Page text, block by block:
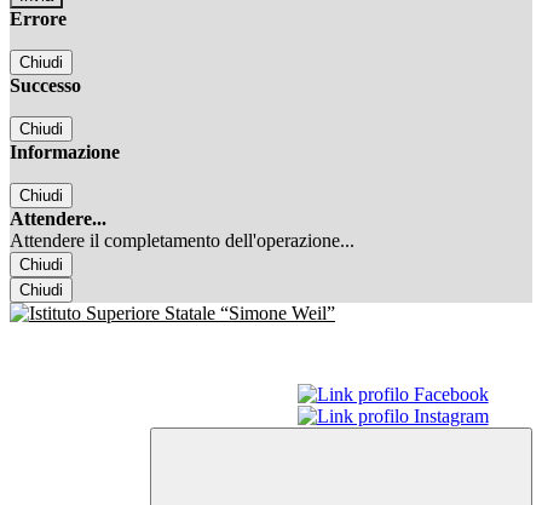
Errore
Chiudi
Successo
Chiudi
Informazione
Chiudi
Attendere...
Attendere il completamento dell'operazione...
Chiudi
Chiudi